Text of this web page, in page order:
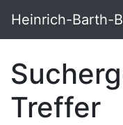
Heinrich-Barth-
Treffer